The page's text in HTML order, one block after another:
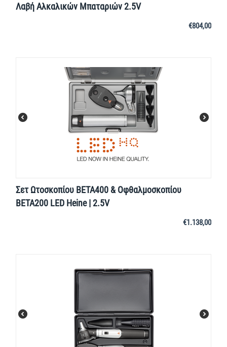
Λαβή Αλκαλικών Μπαταριών 2.5V
€804,00
Σετ Ωτοσκοπίου BETA400 & Οφθαλμοσκοπίου
ΒΕΤΑ200 LED Heine | 2.5V
€1.138,00